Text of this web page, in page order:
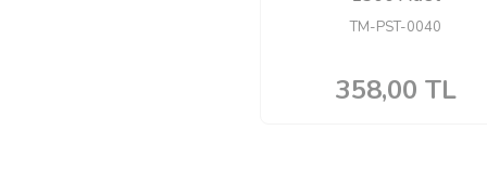
TM-PST-0040
358,00 TL